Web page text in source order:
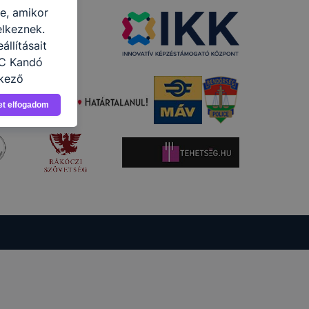
amikor
Kandó
Ön
vagy
jobb
elfogadom